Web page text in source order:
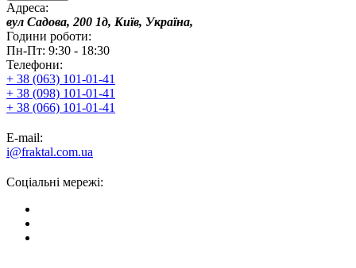
Адреса:
вул Садова, 200 1д, Київ, Україна,
Години роботи:
Пн-Пт: 9:30 - 18:30
Телефони:
+ 38 (063) 101-01-41
+ 38 (098) 101-01-41
+ 38 (066) 101-01-41
E-mail:
i@fraktal.com.ua
Соціальні мережі: